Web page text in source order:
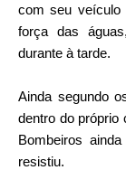
com seu veículo
força das
durante à tarde.
Ainda segundo
dentro do próprio
Bombeiros
resistiu.